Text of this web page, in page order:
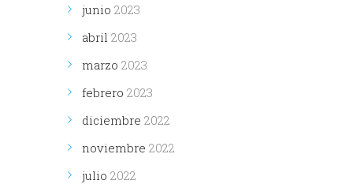
junio 2023
abril 2023
marzo 2023
febrero 2023
diciembre 2022
noviembre 2022
julio 2022